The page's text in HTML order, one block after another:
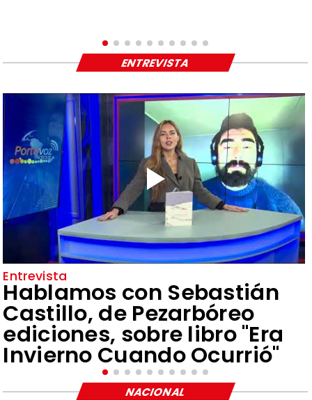
Entrevista
Hablamos con Sebastián
Castillo, de Pezarbóreo
ediciones, sobre libro "Era
Invierno Cuando Ocurrió"
ENTREVISTA
NACIONAL